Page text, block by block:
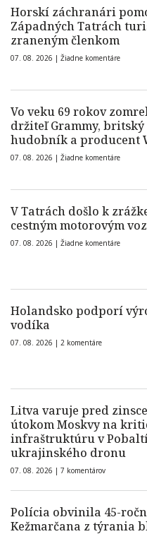
Horskí záchranári
Západných Tatrách
zraneným členkom
07. 08. 2026 | Žiadne komentáre
Vo veku 69 rokov
držiteľ Grammy,
hudobník a producent
07. 08. 2026 | Žiadne komentáre
V Tatrách došlo k
cestným motorovým
07. 08. 2026 | Žiadne komentáre
Holandsko podporí
vodíka
07. 08. 2026 | 2 komentáre
Litva varuje pred
útokom Moskvy na
infraštruktúru v
ukrajinského dronu
07. 08. 2026 | 7 komentárov
Polícia obvinila 45-
Kežmarčana z týrania